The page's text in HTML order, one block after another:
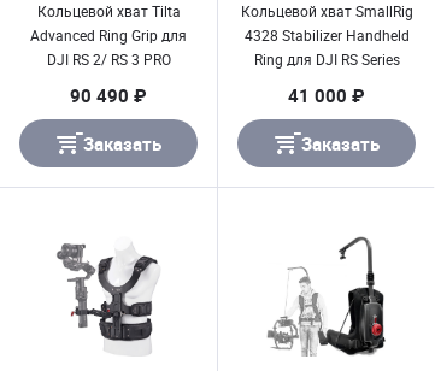
Кольцевой хват Tilta
Advanced Ring Grip для
DJI RS 2/ RS 3 PRO
90 490 ₽
Заказать
Кольцевой хват SmallRig
4328 Stabilizer Handheld
Ring для DJI RS Series
41 000 ₽
Заказать